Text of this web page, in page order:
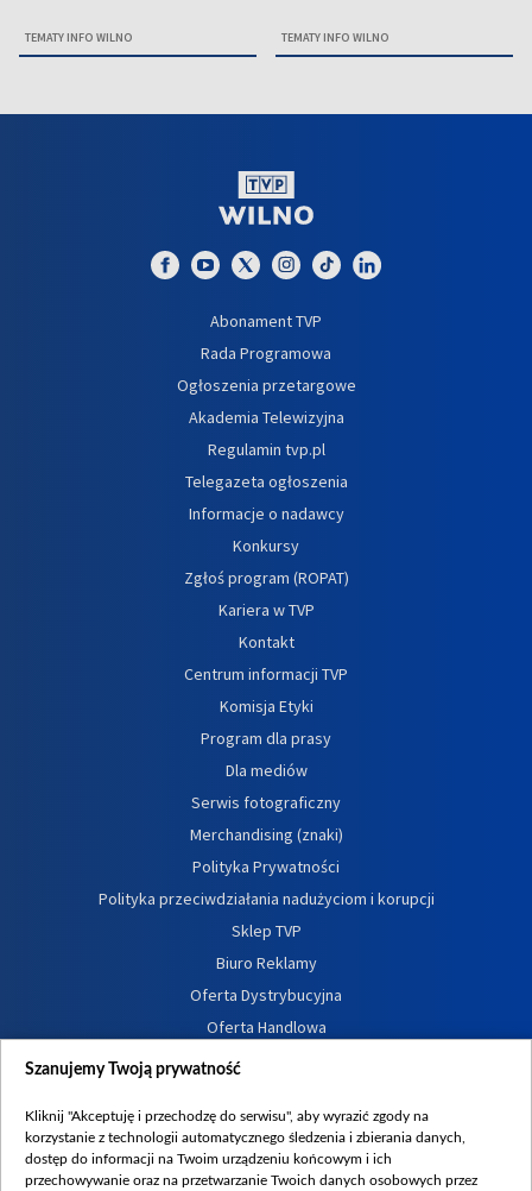
TEMATY INFO WILNO TEMATY INFO WILNO
Abonament TVP
Rada Programowa
Ogłoszenia przetargowe
Akademia Telewizyjna
Regulamin tvp.pl
Telegazeta ogłoszenia
Informacje o nadawcy
Konkursy
Zgłoś program (ROPAT)
Kariera w TVP
Kontakt
Centrum informacji TVP
Komisja Etyki
Program dla prasy
Dla mediów
Serwis fotograficzny
Merchandising (znaki)
Polityka Prywatności
Polityka przeciwdziałania nadużyciom i korupcji
Sklep TVP
Biuro Reklamy
Oferta Dystrybucyjna
Oferta Handlowa
Dostępność
Procedura zgłoszeń wewnętrznych
Szanujemy Twoją prywatność
Kliknij "Akceptuję i przechodzę do serwisu", aby wyrazić zgody na
korzystanie z technologii automatycznego śledzenia i zbierania danych,
dostęp do informacji na Twoim urządzeniu końcowym i ich
przechowywanie oraz na przetwarzanie Twoich danych osobowych przez